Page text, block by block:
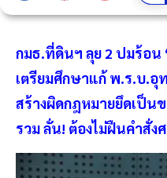
กมธ.ที่ดินฯ ลุย 2 ปมร้อน
เตรียมศึกษาแก้ พ.ร.บ.อุ
สร้างผิดกฎหมายยึดเป็น
รวม ลั่น! ต้องไม่ฝืนคำสั่